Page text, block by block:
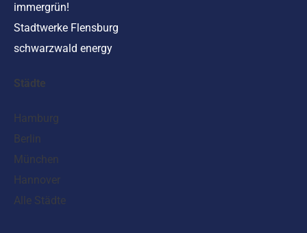
immergrün!
Stadtwerke Flensburg
schwarzwald energy
Städte
Hamburg
Berlin
München
Hannover
Alle Städte